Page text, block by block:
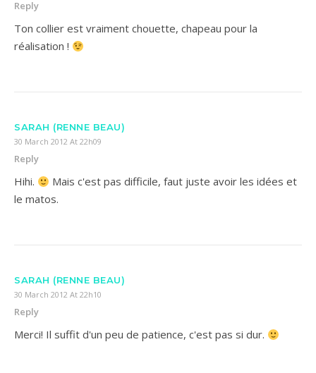
Reply
Ton collier est vraiment chouette, chapeau pour la
réalisation !
SARAH (RENNE BEAU)
30 March 2012 At 22h09
Reply
Hihi.
Mais c'est pas difficile, faut juste avoir les idées et
le matos.
SARAH (RENNE BEAU)
30 March 2012 At 22h10
Reply
Merci! Il suffit d'un peu de patience, c'est pas si dur.